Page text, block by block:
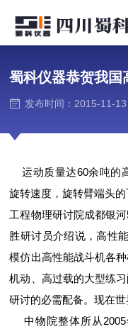
蜀科仪器恭贺我国
发布时间：2015-11-13
运动质量达60余吨的
旋转速度，旋转臂端头
工程物理研讨院成都银
胜研讨员介绍说，高性
模仿出高性能战斗机各
机动、高过载的大型练
研讨的必需配备。现在
中物院整体所从2005